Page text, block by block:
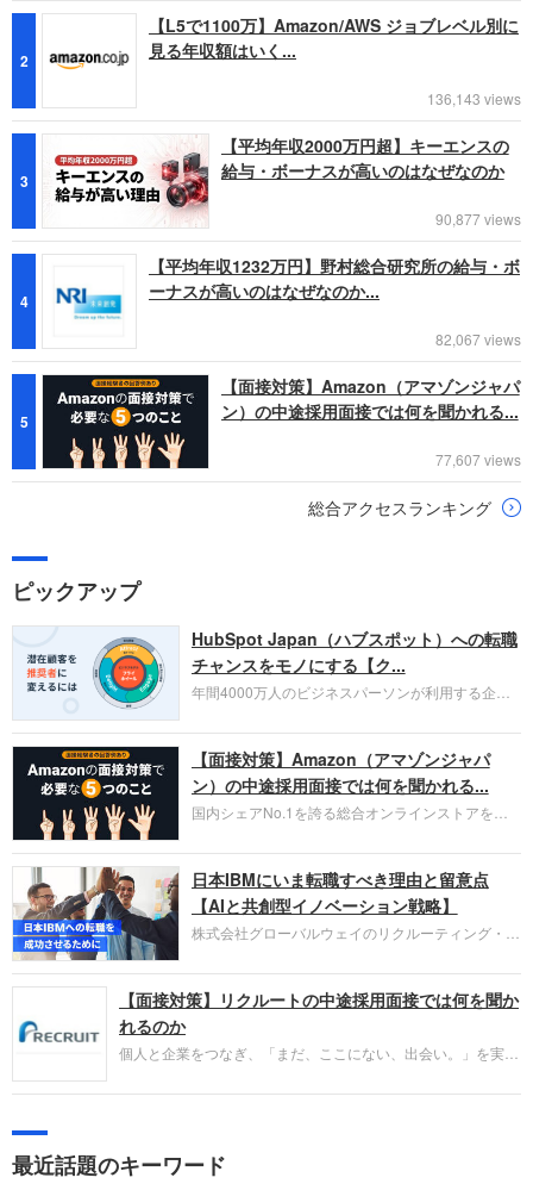
2
【L5で1100万】Amazon/AWS ジョブレベル別に
見る年収額はいく...
136,143 views
3
【平均年収2000万円超】キーエンスの
給与・ボーナスが高いのはなぜなのか
90,877 views
4
【平均年収1232万円】野村総合研究所の給与・ボ
ーナスが高いのはなぜなのか...
82,067 views
5
【面接対策】Amazon（アマゾンジャパ
ン）の中途採用面接では何を聞かれる...
77,607 views
総合アクセスランキング
ピックアップ
HubSpot Japan（ハブスポット）への転職
チャンスをモノにする【ク...
年間4000万人のビジネスパーソンが利用する企業
お勧めするイチオシ企業をご紹介します。今回はク
ラウド型CRMプラットフォームを提供する
HubSpot Japan（ハブスポット・ジャパン）株式会
社です。採用面接対策の企業研究にご活用くださ
い。
【面接対策】Amazon（アマゾンジャパ
ン）の中途採用面接では何を聞かれる...
国内シェアNo.1を誇る総合オンラインストアを運
圧倒的な存在感を持つAmazon。中途採用面接では
過去の具体的な業務成果やリーダーシップの発揮、
失敗からの学びが重視され、人間性やカルチャーフ
ィットも評価対象となり、長期的に成長できる仲間
であるかを多角的に審査されます。
日本IBMにいま転職すべき理由と留意点
【AIと共創型イノベーション戦略】
株式会社グローバルウェイのリクルーティング・パ
パーソンが利用する企業口コミサイト「キャリコ
ネ」の転職エージェントがお勧めするイチオシ企業
IBMです。採用面接対策の企業研究にご活用くださ
い。
【面接対策】リクルートの中途採用面接では何を聞か
れるのか
個人と企業をつなぎ、「まだ、ここにない、出会い。」を実現
やこれまでの成果を具体的に問われるほか、「人間性」も評価
しょう。
最近話題のキーワード